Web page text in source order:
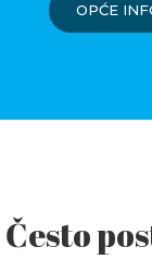
OPĆE
Često